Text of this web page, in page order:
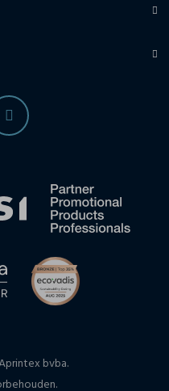
bvba.